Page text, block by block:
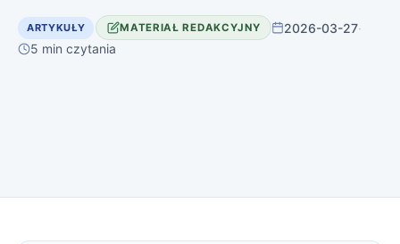
ARTYKUŁY MATERIAŁ REDAKCYJNY 2026-03-27·
5 min czytania